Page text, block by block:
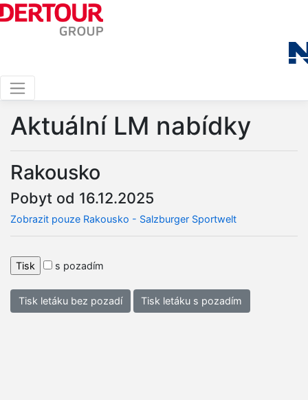
Aktuální LM nabídky
Rakousko
Pobyt od 16.12.2025
Zobrazit pouze Rakousko - Salzburger Sportwelt
s pozadím
Tisk letáku bez pozadí Tisk letáku s pozadím